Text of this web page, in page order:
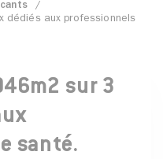
dédiés aux professionnels
sur 3
santé.